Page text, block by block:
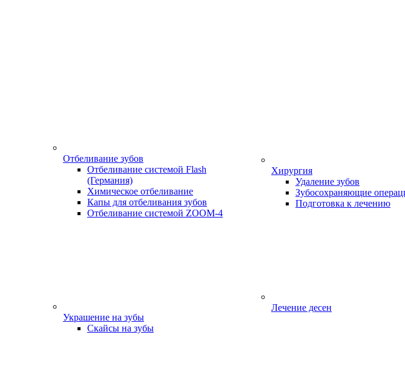
Отбеливание зубов
Отбеливание системой Flash
(Германия)
Химическое отбеливание
Капы для отбеливания зубов
Отбеливание системой ZOOM-4
Украшение на зубы
Скайсы на зубы
Хирургия
Удаление зубов
Зубосохраняющие
Подготовка к лечению
Лечение десен